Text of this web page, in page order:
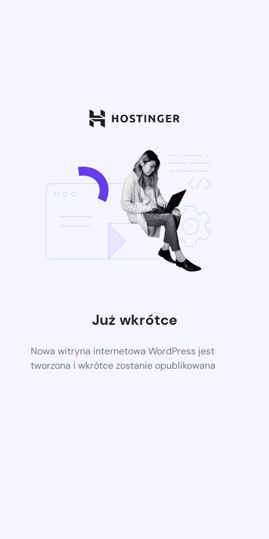
Już wkrótce
Nowa witryna internetowa WordPress jest
tworzona i wkrótce zostanie opublikowana